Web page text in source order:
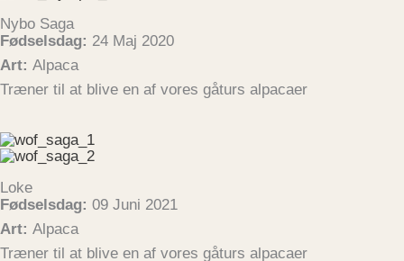
Nybo Saga
Fødselsdag: 24 Maj 2020
Art: Alpaca
Træner til at blive en af vores gåturs alpacaer
Loke
Fødselsdag: 09 Juni 2021
Art: Alpaca
Træner til at blive en af vores gåturs alpacaer